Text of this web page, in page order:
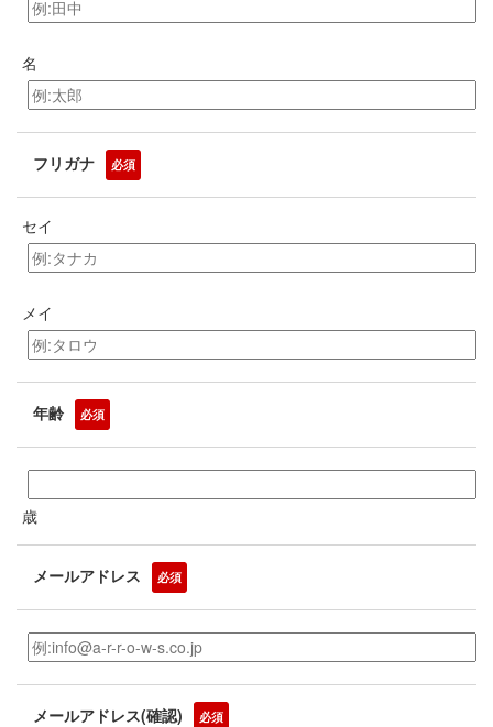
名
フリガナ 必須
セイ
メイ
年齢 必須
歳
メールアドレス 必須
メールアドレス(確認) 必須